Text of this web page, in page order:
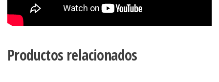
Productos relacionados